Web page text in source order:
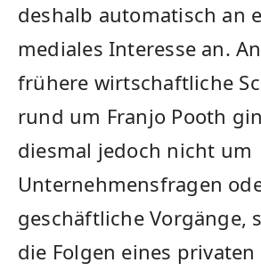
deshalb automatisch an
mediales Interesse an.
frühere wirtschaftliche
rund um Franjo Pooth
diesmal jedoch nicht um
Unternehmensfragen
geschäftliche Vorgänge,
die Folgen eines privaten